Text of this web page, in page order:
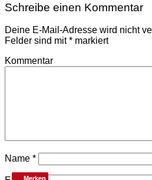
Merken
Schreibe einen Kommentar
Deine E-Mail-Adresse wird nicht
Felder sind mit* markiert
Kommentar
Name *